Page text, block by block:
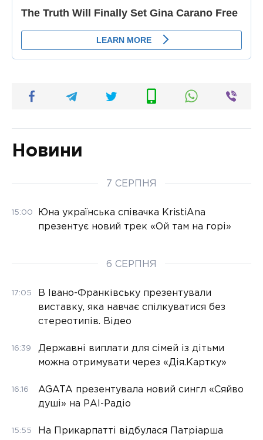
Новини
7 СЕРПНЯ
15:00
Юна українська співачка KristiAna
презентує новий трек «Ой там на горі»
6 СЕРПНЯ
17:05
В Івано-Франківську презентували
виставку, яка навчає спілкуватися без
стереотипів. Відео
16:39
Державні виплати для сімей із дітьми
можна отримувати через «Дія.Картку»
16:16
AGATA презентувала новий сингл «Сяйво
душі» на РАІ-Радіо
15:55
На Прикарпатті відбулася Патріарша